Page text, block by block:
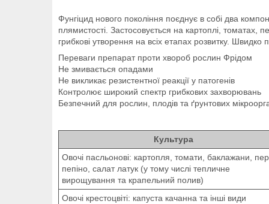
Фунгіцид нового покоління поєднує в собі два
плямистості. Застосовується на картоплі, томатах,
грибкові утворення на всіх етапах розвитку.
Переваги препарат проти хвороб рослин Фрідом
Не змивається опадами
Не викликає резистентної реакції у патогенів
Контролює широкий спектр грибкових захворювань
Безпечний для рослин, плодів та ґрунтових
Культура
Овочі пасльонові: картопля, томати, баклажани,
пепіно, салат латук (у тому числі тепличне
вирощування та крапельний полив)
Овочі крестоцвіті: капуста качанна та інші види